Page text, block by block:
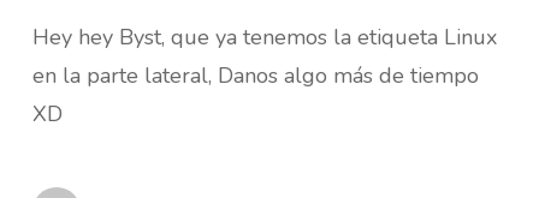
Hey hey Byst, que ya tenemos la etiqueta Linux
en la parte lateral, Danos algo más de tiempo
XD